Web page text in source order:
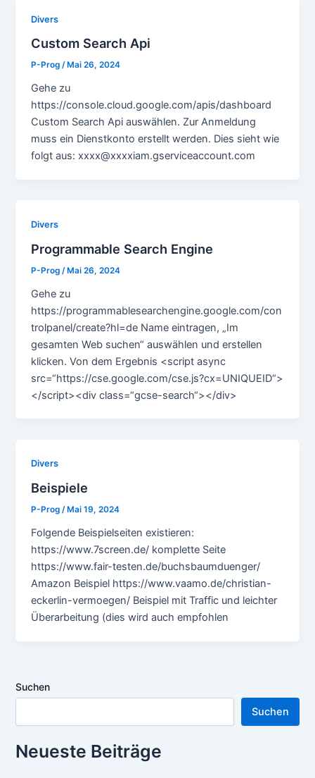
Divers
Custom Search Api
P-Prog/ Mai 26, 2024
Gehe zu
https://console.cloud.google.com/apis/dashboard
Custom Search Api auswählen. Zur Anmeldung
muss ein Dienstkonto erstellt werden. Dies sieht wie
folgt aus: xxxx@xxxxiam.gserviceaccount.com
Divers
Programmable Search Engine
P-Prog /Mai 26, 2024
Gehe zu
https://programmablesearchengine.google.com/con
trolpanel/create?hl=de Name eintragen, „Im
gesamten Web suchen“ auswählen und erstellen
klicken. Von dem Ergebnis <script async
src=“https://cse.google.com/cse.js?cx=UNIQUEID“>
</script><div class=“gcse-search“></div>
Divers
Beispiele
P-Prog/ Mai 19, 2024
Folgende Beispielseiten existieren:
https://www.7screen.de/ komplette Seite
https://www.fair-testen.de/buchsbaumduenger/
Amazon Beispiel https://www.vaamo.de/christian-
eckerlin-vermoegen/ Beispiel mit Traffic und leichter
Überarbeitung (dies wird auch empfohlen
Suchen
Suchen
Neueste Beiträge